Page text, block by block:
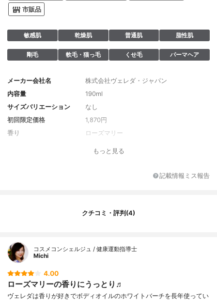
市販品
敏感肌 乾燥肌 普通肌 脂性肌
剛毛 軟毛・猫っ毛 くせ毛 パーマヘア
メーカー会社名
株式会社ヴェレダ・ジャパン
内容量
190ml
サイズバリエーション
なし
初回限定価格
1,870円
香り
ローズマリー
水、ココイルグルタミン酸2Na、ヤシ油ア
ルキルグルコシドクエン酸2Na、ラウロイ
リセリン、香料、キサンタンガム、コムギ
a、乳酸、ココイルグルタミン酸Na、ラウ
もっと見る
記載情報ミス報告
クチコミ・評判(4)
コスメコンシェルジュ / 健康運動指導士
Michi
4.00
ローズマリーの香りにうっとり♬
ヴェレダは香りが好きでボディオイルのホワイトバーチを長年使ってい